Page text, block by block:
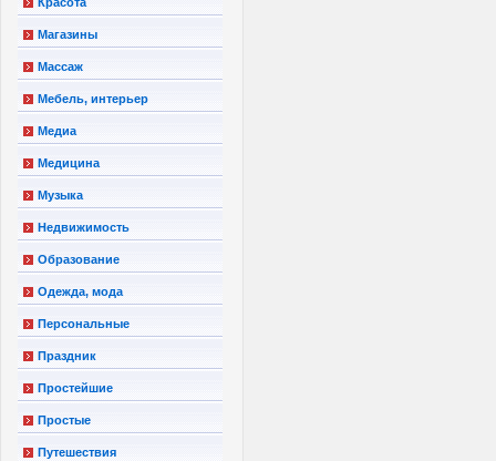
Магазины
Массаж
Мебель, интерьер
Медиа
Медицина
Музыка
Недвижимость
Образование
Одежда, мода
Персональные
Праздник
Простейшие
Простые
Путешествия